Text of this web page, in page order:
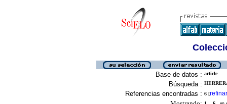
Base de datos : article
Búsqueda :
Referencias encontradas : 6 [refinar